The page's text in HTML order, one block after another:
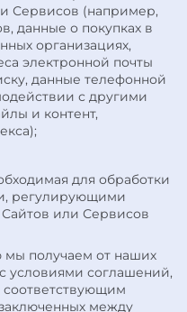
Сервисов (например,
данные о покупках в
организациях,
электронной почты
данные телефонной
с другими
и контент,
для обработки
регулирующими
или Сервисов
получаем от наших
условиями соглашений,
между